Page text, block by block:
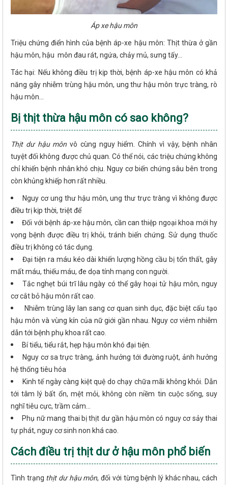
Áp xe hậu môn
Triệu chứng điển hình của bệnh áp-xe hậu môn: Thịt thừa ở gần
hậu môn, hậu môn đau rát, ngứa, chảy mủ, sưng tấy...
Tác hại: Nếu không điều trị kịp thời, bệnh áp-xe hậu môn có khả
năng gây nhiễm trùng hậu môn, ung thư hậu môn trực tràng, rò
hậu môn...
Bị thịt thừa hậu môn có sao không?
Thịt dư hậu môn vô cùng nguy hiểm. Chính vì vậy, bệnh nhân
tuyệt đối không được chủ quan. Có thể nói, các triệu chứng không
chỉ khiến bệnh nhân khó chịu. Nguy cơ biến chứng sâu bên trong
còn khủng khiếp hơn rất nhiều.
Nguy cơ ung thư hậu môn, ung thư trực tràng vì không được
điều trị kịp thời, triệt để
Đối với bệnh áp-xe hậu môn, cần can thiệp ngoại khoa mới hy
vọng bệnh được điều trị khỏi, tránh biến chứng. Sử dụng thuốc
điều trị không có tác dụng.
Đại tiện ra máu kéo dài khiến lượng hồng cầu bị tổn thất, gây
mất máu, thiếu máu, đe dọa tính mạng con người.
Tắc nghẹt búi trĩ lâu ngày có thể gây hoại tử hậu môn, nguy
cơ cắt bỏ hậu môn rất cao.
Nhiễm trùng lây lan sang cơ quan sinh dục, đặc biệt cấu tạo
hậu môn và vùng kín của nữ giới gần nhau. Nguy cơ viêm nhiễm
dẫn tới bệnh phụ khoa rất cao.
Bí tiểu, tiểu rắt, hẹp hậu môn khó đại tiện.
Nguy cơ sa trực tràng, ảnh hưởng tới đường ruột, ảnh hưởng
hệ thống tiêu hóa
Kinh tế ngày càng kiệt quệ do chạy chữa mãi không khỏi. Dẫn
tới tâm lý bất ổn, mệt mỏi, không còn niềm tin cuộc sống, suy
nghĩ tiêu cực, trầm cảm...
Phụ nữ mang thai bị thịt dư gần hậu môn có nguy cơ sảy thai
tự phát, nguy cơ sinh non khá cao.
Cách điều trị thịt dư ở hậu môn phổ biến
Tình trạng thịt dư hậu môn, đối với từng bệnh lý khác nhau, cách